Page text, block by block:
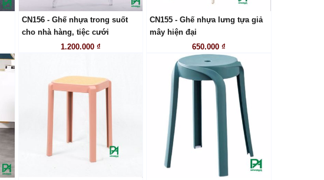
LIÊN HỆ
CN156 - Ghế nhựa trong suốt
cho nhà hàng, tiệc cưới
1.200.000 ₫
LIÊN HỆ
CN155 - Ghế nhựa lưng tựa giả
mây hiện đại
650.000 ₫